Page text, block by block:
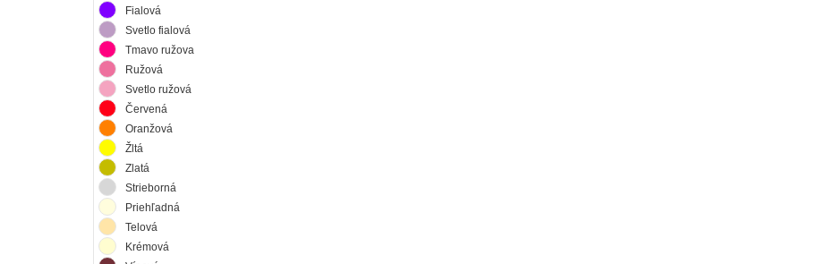
Fialová
Svetlo fialová
Tmavo ružova
Ružová
Svetlo ružová
Červená
Oranžová
Žltá
Zlatá
Strieborná
Priehľadná
Telová
Krémová